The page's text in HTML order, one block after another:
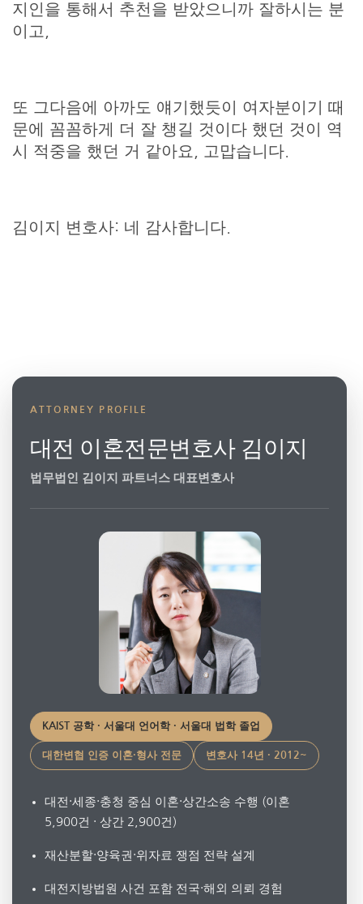
지인을 통해서 추천을 받았으니까 잘하시는 분
이고,
또 그다음에 아까도 얘기했듯이 여자분이기 때
문에 꼼꼼하게 더 잘 챙길 것이다 했던 것이 역
시 적중을 했던 거 같아요, 고맙습니다.
김이지 변호사: 네 감사합니다.
ATTORNEY PROFILE
대전 이혼전문변호사 김이지
법무법인 김이지 파트너스 대표변호사
KAIST 공학 · 서울대 언어학 · 서울대 법학 졸업
대한변협 인증 이혼·형사 전문 변호사 14년 · 2012~
대전·세종·충청 중심 이혼·상간소송 수행 (이혼
5,900건 · 상간 2,900건)
재산분할·양육권·위자료 쟁점 전략 설계
대전지방법원 사건 포함 전국·해외 의뢰 경험